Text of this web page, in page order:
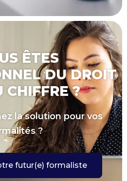
ÊTES
DU DROIT
CHIFFRE ?
la solution pour vos
?
futur(e) formaliste